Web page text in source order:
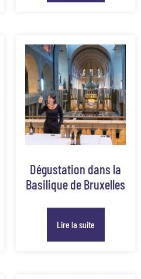
Dégustation dans la
Basilique de Bruxelles
Lire la suite